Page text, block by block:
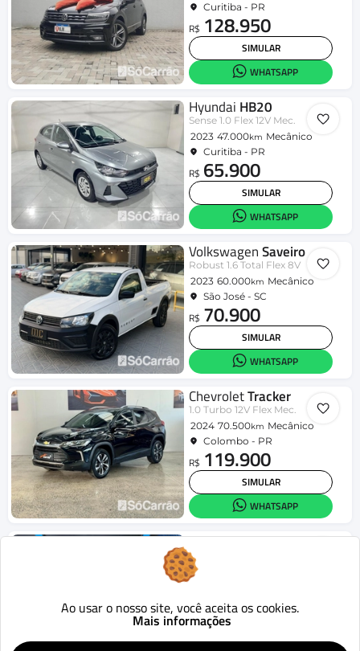
Curitiba - PR
R$ 128.950
SIMULAR
WHATSAPP
Hyundai HB20
Sense 1.0 Flex 12V Mec.
2023 47.000km Mecânico
Curitiba - PR
R$ 65.900
SIMULAR
WHATSAPP
VolkswagenSaveiro
Robust 1.6 Total Flex 8V
2023 60.000km Mecânico
São José - SC
R$ 70.900
SIMULAR
WHATSAPP
ChevroletTracker
1.0 Turbo 12V Flex Mec.
2024 70.500km Mecânico
Colombo - PR
R$ 119.900
SIMULAR
WHATSAPP
JeepCompass
LIMITED 2.0 4x2 Flex 16V Aut.
2019
R$ 95.990
Ao usar o nosso site, você aceita os cookies.
Mais informações